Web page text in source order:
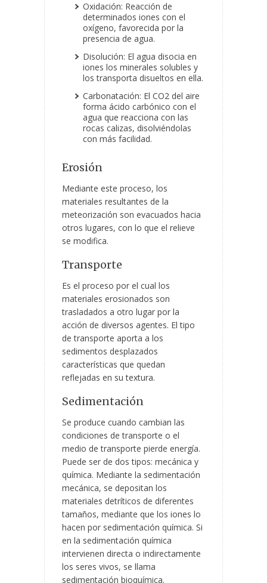
Oxidación: Reacción de
determinados iones con el
oxígeno, favorecida por la
presencia de agua.
Disolución: El agua disocia en
iones los minerales solubles y
los transporta disueltos en ella.
Carbonatación: El CO2 del aire
forma ácido carbónico con el
agua que reacciona con las
rocas calizas, disolviéndolas
con más facilidad.
Erosión
Mediante este proceso, los
materiales resultantes de la
meteorización son evacuados hacia
otros lugares, con lo que el relieve
se modifica.
Transporte
Es el proceso por el cual los
materiales erosionados son
trasladados a otro lugar por la
acción de diversos agentes. El tipo
de transporte aporta a los
sedimentos desplazados
características que quedan
reflejadas en su textura.
Sedimentación
Se produce cuando cambian las
condiciones de transporte o el
medio de transporte pierde energía.
Puede ser de dos tipos: mecánica y
química. Mediante la sedimentación
mecánica, se depositan los
materiales detríticos de diferentes
tamaños, mediante que los iones lo
hacen por sedimentación química. Si
en la sedimentación química
intervienen directa o indirectamente
los seres vivos, se llama
sedimentación bioquímica.